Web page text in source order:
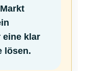
eine klar
lösen.